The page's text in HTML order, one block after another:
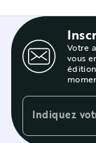
Votre
vous
Indiquez